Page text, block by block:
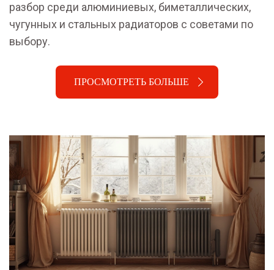
разбор среди алюминиевых, биметаллических,
чугунных и стальных радиаторов с советами по
выбору.
ПРОСМОТРЕТЬ БОЛЬШЕ